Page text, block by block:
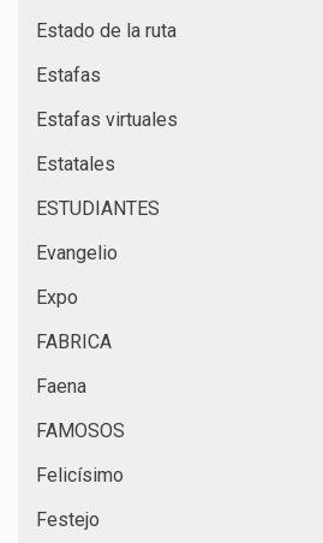
Estado de la ruta
Estafas
Estafas virtuales
Estatales
ESTUDIANTES
Evangelio
Expo
FABRICA
Faena
FAMOSOS
Felicísimo
Festejo